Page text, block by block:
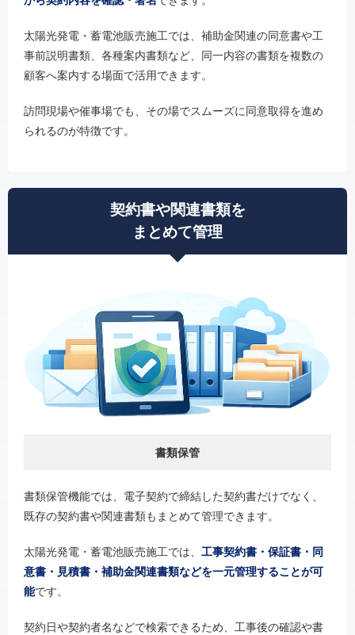
太陽光発電・蓄電池販売施工では、補助金関連の同意書や工
事前説明書類、各種案内書類など、同一内容の書類を複数の
顧客へ案内する場面で活用できます。
訪問現場や催事場でも、その場でスムーズに同意取得を進め
られるのが特徴です。
契約書や関連書類を
まとめて管理
書類保管
書類保管機能では、電子契約で締結した契約書だけでなく、
既存の契約書や関連書類もまとめて管理できます。
太陽光発電・蓄電池販売施工では、 工事契約書・保証書・同
意書・見積書・補助金関連書類などを一元管理することが可
能です。
契約日や契約者名などで検索できるため、工事後の確認や書